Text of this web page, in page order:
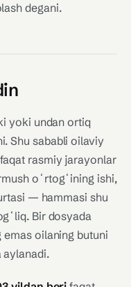
degani.
yoki undan ortiq
Shu sababli oilaviy
rasmiy jarayonlar
oʻrtogʻining ishi,
— hammasi shu
Bir dosyada
oilaning butuni
aylanadi.